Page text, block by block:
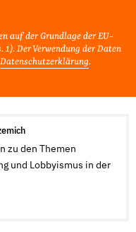
auf der Grundlage der EU-
Der Verwendung der Daten
Datenschutzerklärung.
zu den Themen
und Lobbyismus in der